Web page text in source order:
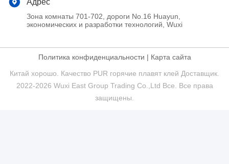
Адрес
Зона комнаты 701-702, дороги No.16 Huayun,
экономических и разработки технологий, Wuxi
Политика конфиденциальности | Карта сайта
Китай хорошо. Качество PUR горячие плавят клей Доставщик.
2022-2026 Wuxi East Group Trading Co.,Ltd Все. Все права
защищены.